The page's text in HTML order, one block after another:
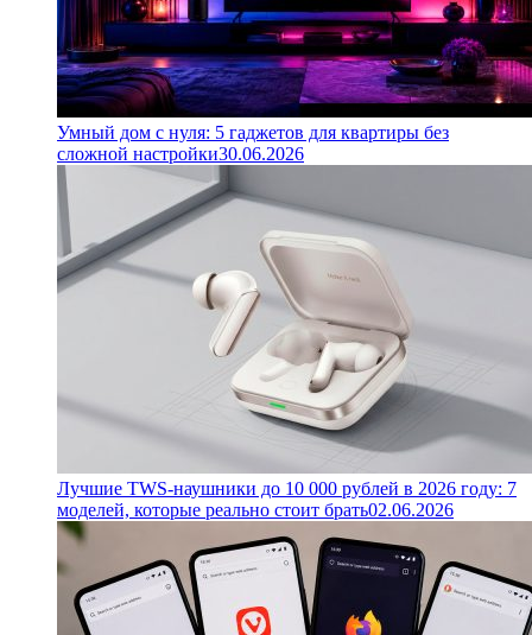
Умный дом с нуля: 5 гаджетов для квартиры без
сложной настройки30.06.2026
Лучшие TWS-наушники до 10 000 рублей в 2026 году: 7
моделей, которые реально стоит брать02.06.2026